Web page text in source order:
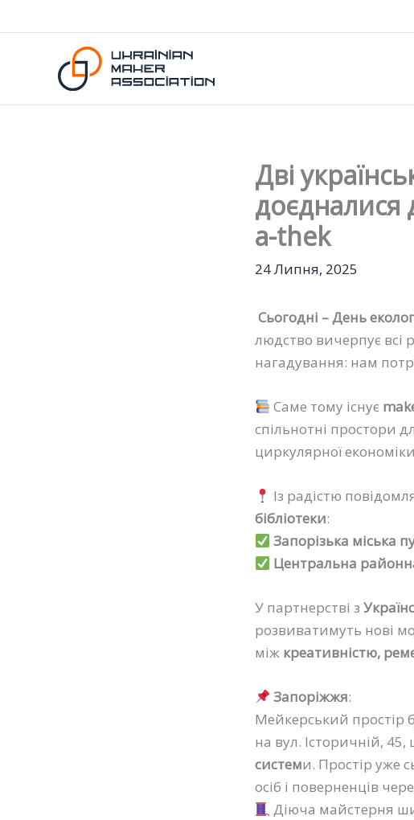
до
Дві
доєдналися
a-thek
24 Липня, 2025
Сьогодні – День
людство вичерпує всі
нагадування: нам
Саме тому існує
спільнотні простори
циркулярної
Із радістю
бібліотеки:
Запорізька міська
Центральна
У партнерстві з
розвиватимуть нові
між креативністю,
Запоріжжя:
Мейкерський простір
на вул. Історичній,
системи. Простір уже
осіб і поверненців
Діюча майстерня